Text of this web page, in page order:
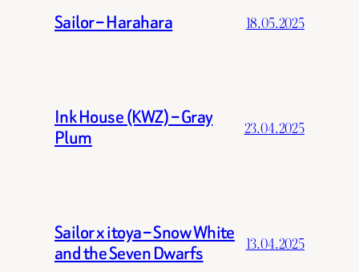
Sailor – Harahara 18.05.2025
Ink House (KWZ) – Gray
Plum
23.04.2025
Sailor x itoya – Snow White
and the Seven Dwarfs
13.04.2025